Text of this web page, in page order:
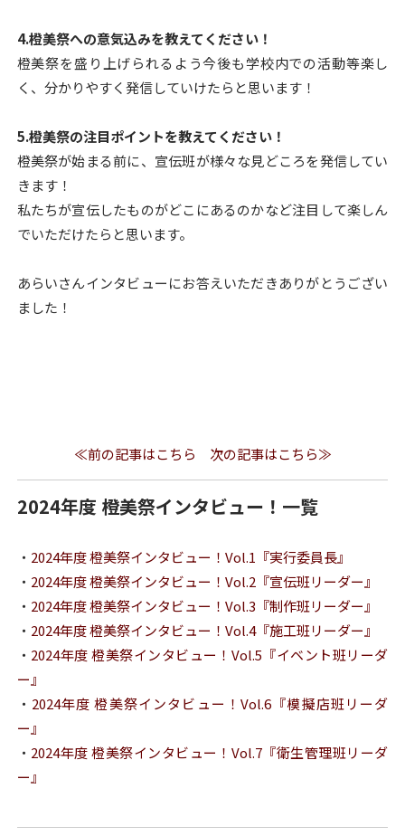
4.橙美祭への意気込みを教えてください！
橙美祭を盛り上げられるよう今後も学校内での活動等楽し
く、分かりやすく発信していけたらと思います！
5.橙美祭の注目ポイントを教えてください！
橙美祭が始まる前に、宣伝班が様々な見どころを発信してい
きます！
私たちが宣伝したものがどこにあるのかなど注目して楽しん
でいただけたらと思います。
あらいさんインタビューにお答えいただきありがとうござい
ました！
≪前の記事はこちら 次の記事はこちら≫
2024年度 橙美祭インタビュー！一覧
・ 2024年度 橙美祭インタビュー！Vol.1『実行委員長』
・ 2024年度 橙美祭インタビュー！Vol.2『宣伝班リーダー』
・ 2024年度 橙美祭インタビュー！Vol.3『制作班リーダー』
・ 2024年度 橙美祭インタビュー！Vol.4『施工班リーダー』
・ 2024年度 橙美祭インタビュー！Vol.5『イベント班リーダ
ー』
・ 2024年度 橙美祭インタビュー！Vol.6『模擬店班リーダ
ー』
・ 2024年度 橙美祭インタビュー！Vol.7『衛生管理班リーダ
ー』